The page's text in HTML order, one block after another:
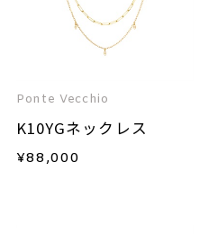
Ponte Vecchio
K10YGネックレス
¥88,000